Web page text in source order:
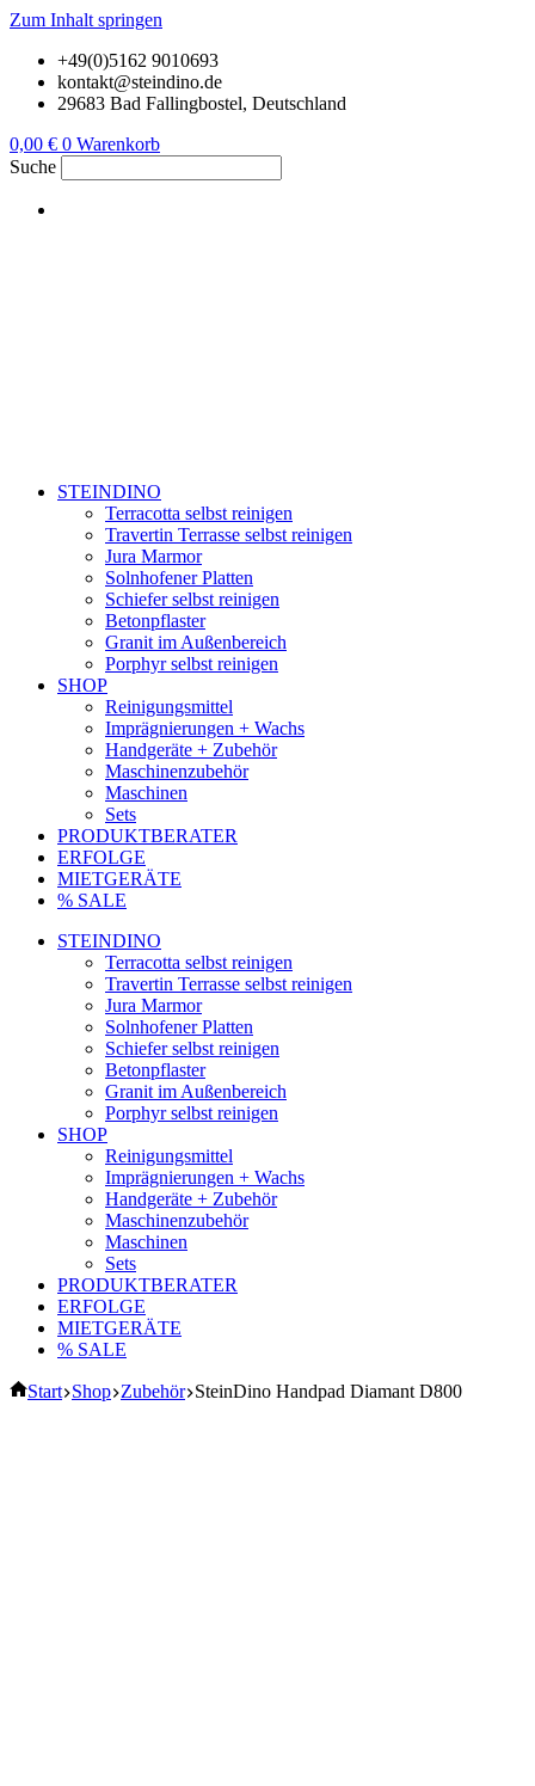
Zum Inhalt springen
+49(0)5162 9010693
kontakt@steindino.de
29683 Bad Fallingbostel, Deutschland
0,00 € 0 Warenkorb
Suche
STEINDINO
Terracotta selbst reinigen
Travertin Terrasse selbst reinigen
Jura Marmor
Solnhofener Platten
Schiefer selbst reinigen
Betonpflaster
Granit im Außenbereich
Porphyr selbst reinigen
SHOP
Reinigungsmittel
Imprägnierungen + Wachs
Handgeräte + Zubehör
Maschinenzubehör
Maschinen
Sets
PRODUKTBERATER
ERFOLGE
MIETGERÄTE
% SALE
STEINDINO
Terracotta selbst reinigen
Travertin Terrasse selbst reinigen
Jura Marmor
Solnhofener Platten
Schiefer selbst reinigen
Betonpflaster
Granit im Außenbereich
Porphyr selbst reinigen
SHOP
Reinigungsmittel
Imprägnierungen + Wachs
Handgeräte + Zubehör
Maschinenzubehör
Maschinen
Sets
PRODUKTBERATER
ERFOLGE
MIETGERÄTE
% SALE
Start Shop Zubehör SteinDino Handpad Diamant D800